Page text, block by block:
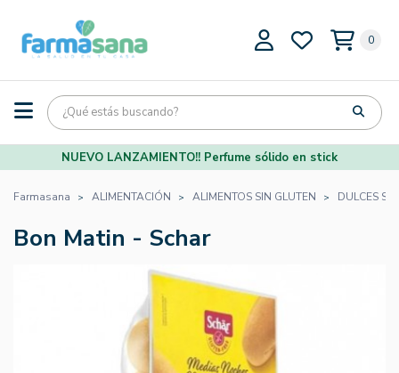
0
NUEVO LANZAMIENTO!! Perfume sólido en stick
Farmasana ALIMENTACIÓN ALIMENTOS SIN GLUTEN DULCES
Bon Matin - Schar